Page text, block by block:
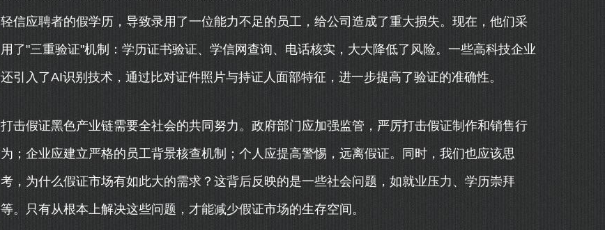
轻信应聘者的假学历，导致录用了一位能力不足的员工，给公司造成了重大损失。现在，他们采
用了"三重验证"机制：学历证书验证、学信网查询、电话核实，大大降低了风险。一些高科技企业
还引入了AI识别技术，通过比对证件照片与持证人面部特征，进一步提高了验证的准确性。
打击假证黑色产业链需要全社会的共同努力。政府部门应加强监管，严厉打击假证制作和销售行
为；企业应建立严格的员工背景核查机制；个人应提高警惕，远离假证。同时，我们也应该思
考，为什么假证市场有如此大的需求？这背后反映的是一些社会问题，如就业压力、学历崇拜
等。只有从根本上解决这些问题，才能减少假证市场的生存空间。